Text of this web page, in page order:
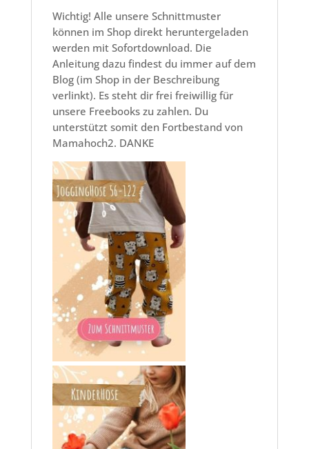
Wichtig! Alle unsere Schnittmuster
können im Shop direkt heruntergeladen
werden mit Sofortdownload. Die
Anleitung dazu findest du immer auf dem
Blog (im Shop in der Beschreibung
verlinkt). Es steht dir frei freiwillig für
unsere Freebooks zu zahlen. Du
unterstützt somit den Fortbestand von
Mamahoch2. DANKE